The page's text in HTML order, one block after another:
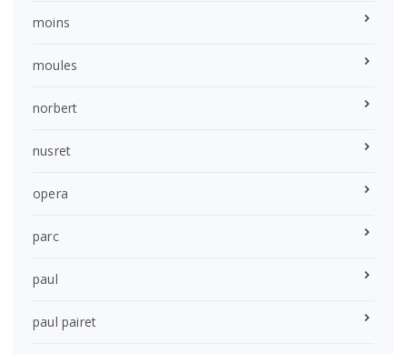
moins
moules
norbert
nusret
opera
parc
paul
paul pairet